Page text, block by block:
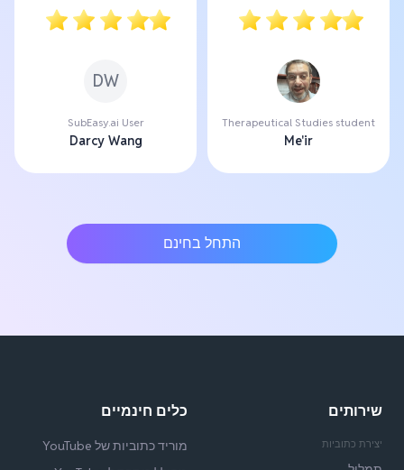
Therapeutical Studies student
Me'ir
DW
SubEasy.ai User
Darcy Wang
התחל בחינם
שירותים
יצירת כתוביות
כלים חינמיים
מוריד כתוביות של YouTube